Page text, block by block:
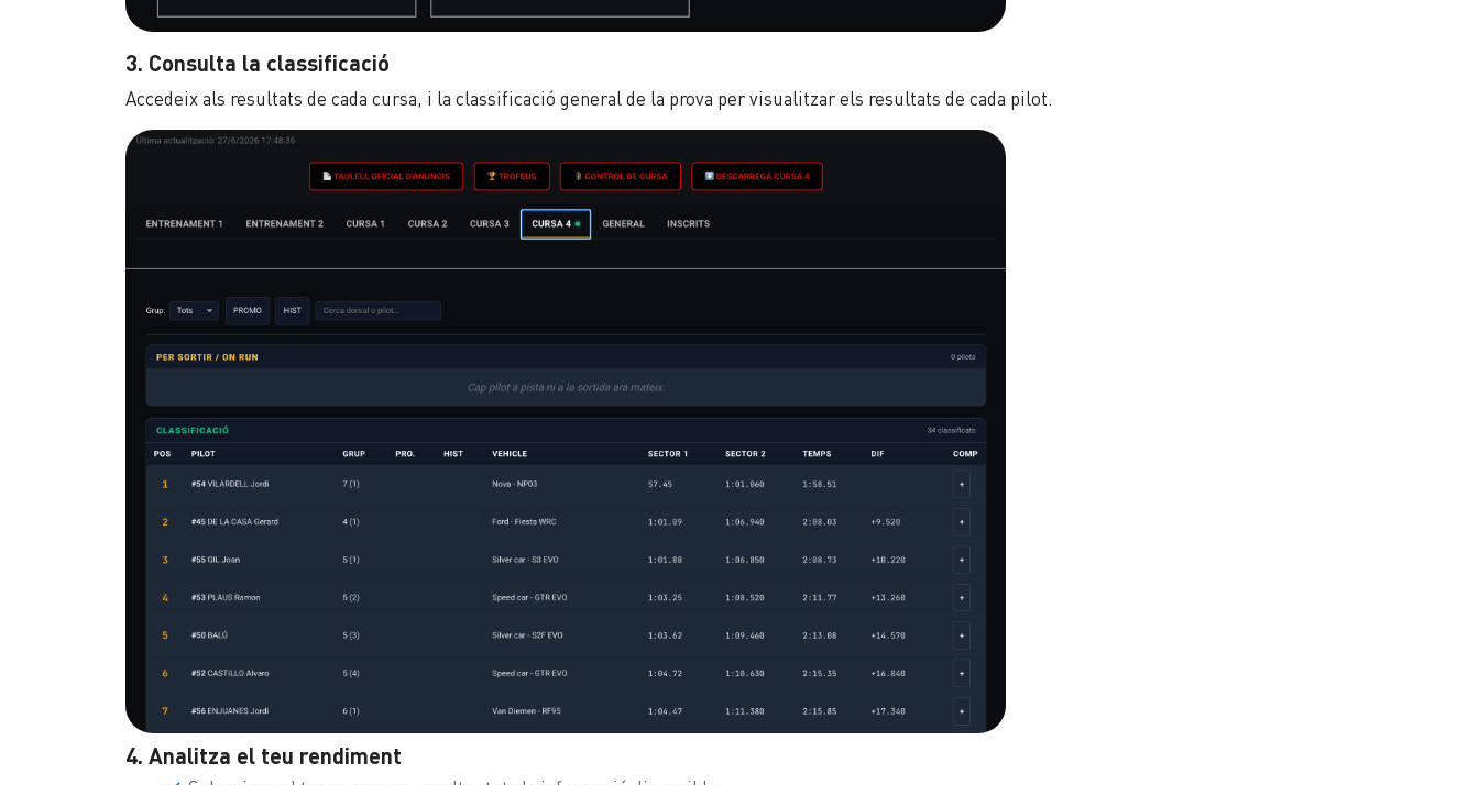
3. Consulta la classificació
Accedeix als resultats de cada cursa, i la classificació general de la prova per visualitzar els resultats de cada pilot.
4. Analitza el teu rendiment